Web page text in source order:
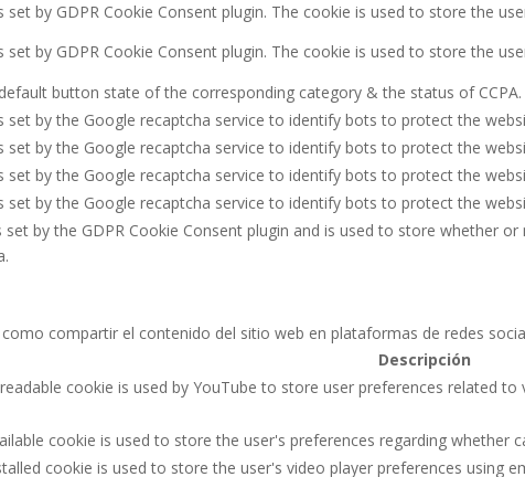
set by GDPR Cookie Consent plugin. The cookie is used to store the
set by GDPR Cookie Consent plugin. The cookie is used to store the
button state of the corresponding category & the status of
set by the Google recaptcha service to identify bots to protect the
set by the Google recaptcha service to identify bots to protect the
set by the Google recaptcha service to identify bots to protect the
set by the Google recaptcha service to identify bots to protect the
set by the GDPR Cookie Consent plugin and is used to store whether
compartir el contenido del sitio web en plataformas de redes
Descripción
cookie is used by YouTube to store user preferences related
cookie is used to store the user's preferences regarding whether
cookie is used to store the user's video player preferences using